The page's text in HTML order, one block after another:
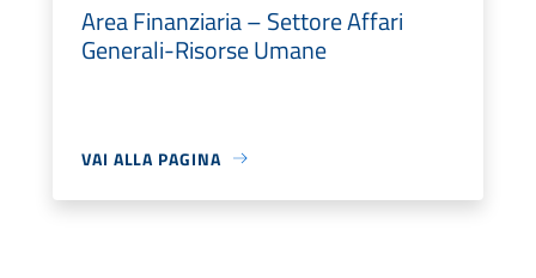
Area Finanziaria – Settore Affari
Generali-Risorse Umane
VAI ALLA PAGINA